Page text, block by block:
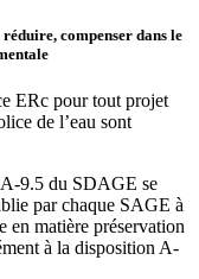
compenser dans le
ERc pour tout projet
de l’eau sont
9.5 du SDAGE se
par chaque SAGE à
en matière préservation
à la disposition A-